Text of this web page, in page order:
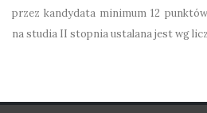
przez kandydata minimum 12
na studia II stopnia ustalana jest wg